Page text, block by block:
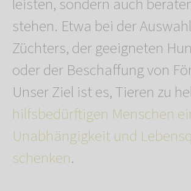
stehen. Etwa bei der
Züchters, der geeigneten
oder der Beschaffung von
Unser Ziel ist es, Tieren zu
hilfsbedürftigen Menschen
Unabhängigkeit und
schenken.